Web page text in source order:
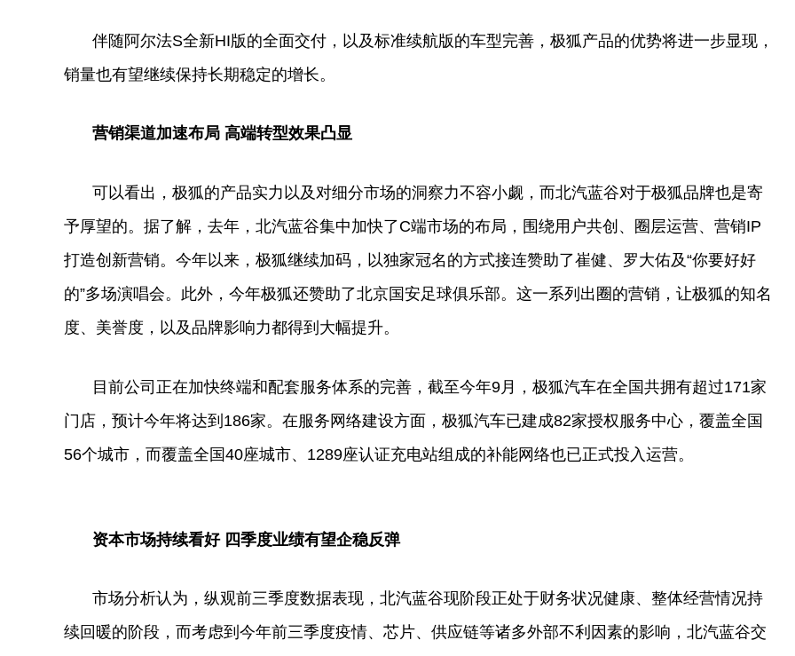
伴随阿尔法S全新HI版的全面交付，以及标准续航版的车型完善，极狐产品的优势将进一步显现，
销量也有望继续保持长期稳定的增长。
营销渠道加速布局 高端转型效果凸显
可以看出，极狐的产品实力以及对细分市场的洞察力不容小觑，而北汽蓝谷对于极狐品牌也是寄
予厚望的。据了解，去年，北汽蓝谷集中加快了C端市场的布局，围绕用户共创、圈层运营、营销IP
打造创新营销。今年以来，极狐继续加码，以独家冠名的方式接连赞助了崔健、罗大佑及“你要好好
的”多场演唱会。此外，今年极狐还赞助了北京国安足球俱乐部。这一系列出圈的营销，让极狐的知名
度、美誉度，以及品牌影响力都得到大幅提升。
目前公司正在加快终端和配套服务体系的完善，截至今年9月，极狐汽车在全国共拥有超过171家
门店，预计今年将达到186家。在服务网络建设方面，极狐汽车已建成82家授权服务中心，覆盖全国
56个城市，而覆盖全国40座城市、1289座认证充电站组成的补能网络也已正式投入运营。
资本市场持续看好 四季度业绩有望企稳反弹
市场分析认为，纵观前三季度数据表现，北汽蓝谷现阶段正处于财务状况健康、整体经营情况持
续回暖的阶段，而考虑到今年前三季度疫情、芯片、供应链等诸多外部不利因素的影响，北汽蓝谷交